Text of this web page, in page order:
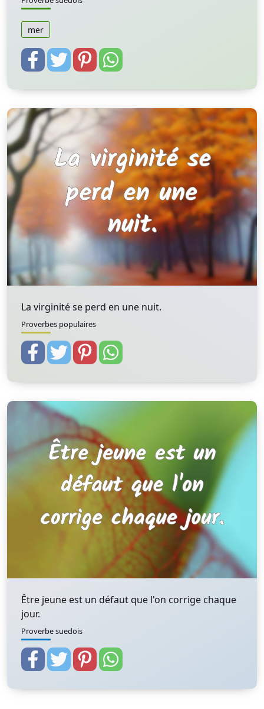
mer
La virginité se perd en une nuit.
Proverbes populaires
Être jeune est un défaut que l'on corrige chaque
jour.
Proverbe suedois